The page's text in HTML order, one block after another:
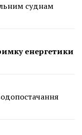
суднам
енергетики